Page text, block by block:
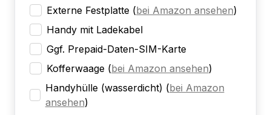
Externe Festplatte (bei Amazon ansehen)
Handy mit Ladekabel
Ggf. Prepaid-Daten-SIM-Karte
Kofferwaage (bei Amazon ansehen)
Handyhülle (wasserdicht) (bei Amazon
ansehen)